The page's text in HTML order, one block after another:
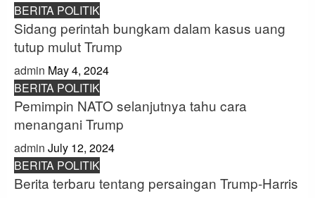
BERITA POLITIK
Sidang perintah bungkam dalam kasus uang
tutup mulut Trump
admin May 4, 2024
BERITA POLITIK
Pemimpin NATO selanjutnya tahu cara
menangani Trump
admin July 12, 2024
BERITA POLITIK
Berita terbaru tentang persaingan Trump-Harris